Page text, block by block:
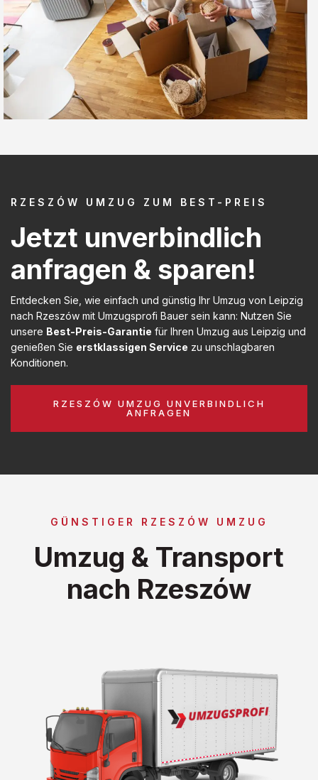
RZESZÓW UMZUG ZUM BEST-PREIS
Jetzt unverbindlich
anfragen & sparen!
Entdecken Sie, wie einfach und günstig Ihr Umzug von Leipzig
nach Rzeszów mit Umzugsprofi Bauer sein kann: Nutzen Sie
unsere Best-Preis-Garantie für Ihren Umzug aus Leipzig und
genießen Sie erstklassigen Service zu unschlagbaren
Konditionen.
RZESZÓW UMZUG UNVERBINDLICH
ANFRAGEN
GÜNSTIGER RZESZÓW UMZUG
Umzug & Transport
nach Rzeszów